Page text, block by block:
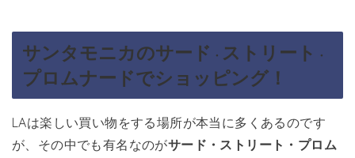
サンタモニカのサード ・ ストリート ・
プロムナードでショッピング！
LAは楽しい買い物をする場所が本当に多くあるのです
が、その中でも有名なのがサード・ストリート・プロム